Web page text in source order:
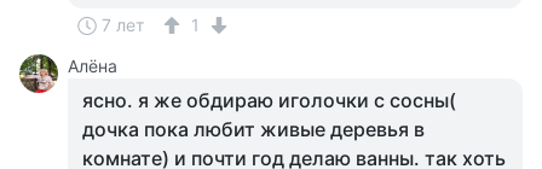
7 лет
1
Алёна
ясно. я же обдираю иголочки с сосны(
дочка пока любит живые деревья в
комнате) и почти год делаю ванны. так хоть